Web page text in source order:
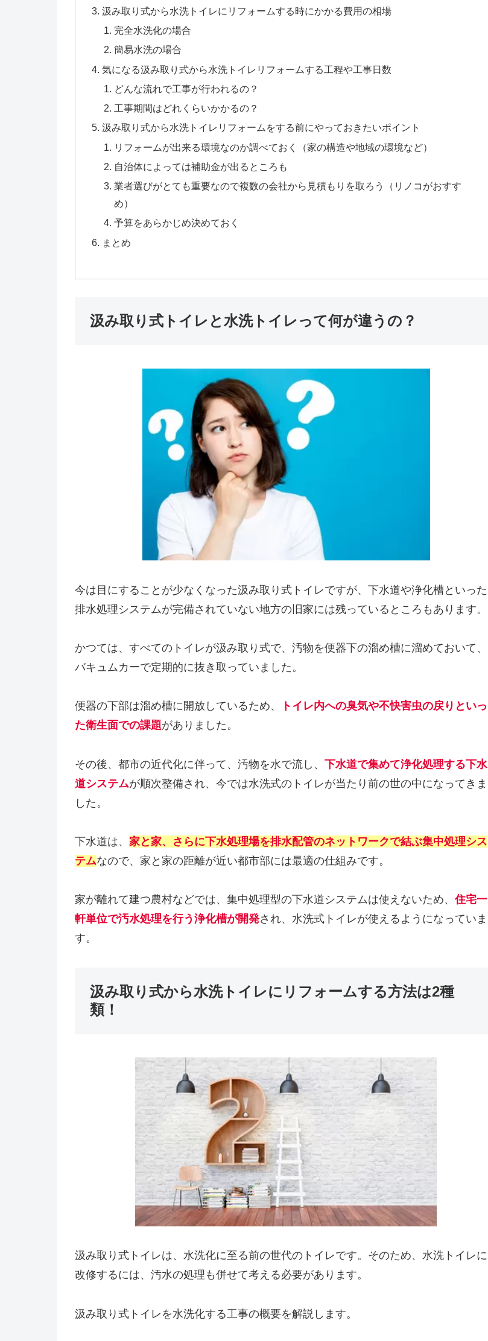
汲み取り式から水洗トイレにリフォームする時にかかる費用の相場
完全水洗化の場合
簡易水洗の場合
気になる汲み取り式から水洗トイレリフォームする工程や工事日数
どんな流れで工事が行われるの？
工事期間はどれくらいかかるの？
汲み取り式から水洗トイレリフォームをする前にやっておきたいポイント
リフォームが出来る環境なのか調べておく（家の構造や地域の環境など）
自治体によっては補助金が出るところも
業者選びがとても重要なので複数の会社から見積もりを取ろう（リノコがおすす
め）
予算をあらかじめ決めておく
まとめ
汲み取り式トイレと水洗トイレって何が違うの？
今は目にすることが少なくなった汲み取り式トイレですが、下水道や浄化槽といった
排水処理システムが完備されていない地方の旧家には残っているところもあります。
かつては、すべてのトイレが汲み取り式で、汚物を便器下の溜め槽に溜めておいて、
バキュムカーで定期的に抜き取っていました。
便器の下部は溜め槽に開放しているため、
トイレ内への臭気や不快害虫の戻りといっ
た衛生面での課題がありました。
その後、都市の近代化に伴って、汚物を水で流し、 下水道で集めて浄化処理する下水
道システムが順次整備され、今では水洗式のトイレが当たり前の世の中になってきま
した。
下水道は、 家と家、さらに下水処理場を排水配管のネットワークで結ぶ集中処理シス
テムなので、家と家の距離が近い都市部には最適の仕組みです。
家が離れて建つ農村などでは、集中処理型の下水道システムは使えないため、住宅一
軒単位で汚水処理を行う浄化槽が開発され、水洗式トイレが使えるようになっていま
す。
汲み取り式から水洗トイレにリフォームする方法は2種
類！
汲み取り式トイレは、水洗化に至る前の世代のトイレです。そのため、水洗トイレに
改修するには、汚水の処理も併せて考える必要があります。
汲み取り式トイレを水洗化する工事の概要を解説します。